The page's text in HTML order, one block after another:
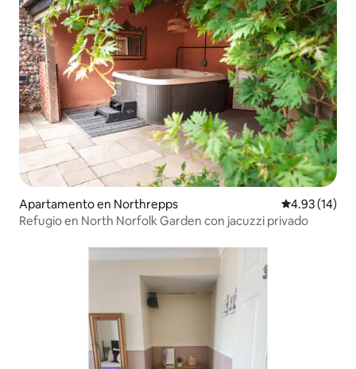
Apartamento en Northrepps Calificación
4.93 (14)
Refugio en North Norfolk Garden con jacuzzi privado